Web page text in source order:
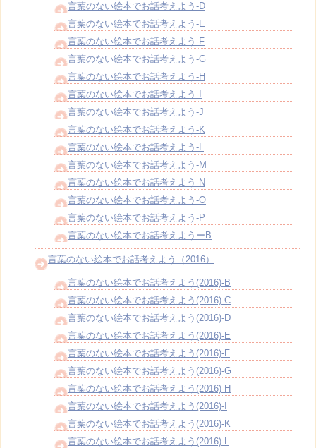
言葉のない絵本でお話考えよう-D
言葉のない絵本でお話考えよう-E
言葉のない絵本でお話考えよう-F
言葉のない絵本でお話考えよう-G
言葉のない絵本でお話考えよう-H
言葉のない絵本でお話考えよう-I
言葉のない絵本でお話考えよう-J
言葉のない絵本でお話考えよう-K
言葉のない絵本でお話考えよう-L
言葉のない絵本でお話考えよう-M
言葉のない絵本でお話考えよう-N
言葉のない絵本でお話考えよう-O
言葉のない絵本でお話考えよう-P
言葉のない絵本でお話考えようーB
言葉のない絵本でお話考えよう（2016）
言葉のない絵本でお話考えよう(2016)-B
言葉のない絵本でお話考えよう(2016)-C
言葉のない絵本でお話考えよう(2016)-D
言葉のない絵本でお話考えよう(2016)-E
言葉のない絵本でお話考えよう(2016)-F
言葉のない絵本でお話考えよう(2016)-G
言葉のない絵本でお話考えよう(2016)-H
言葉のない絵本でお話考えよう(2016)-I
言葉のない絵本でお話考えよう(2016)-K
言葉のない絵本でお話考えよう(2016)-L